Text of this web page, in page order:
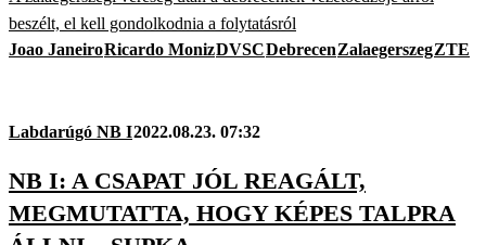
beszélt, el kell gondolkodnia a folytatásról
Joao JaneiroRicardo MonizDVSCDebrecenZalaegerszegZTE
Labdarúgó NB I2022.08.23. 07:32
NB I: A CSAPAT JÓL REAGÁLT,
MEGMUTATTA, HOGY KÉPES TALPRA